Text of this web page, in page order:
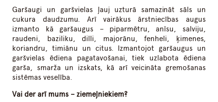
Garšaugi un garšvielas ļauj uzturā samazināt sāls un
cukura daudzumu. Arī vairākus ārstniecības augus
izmanto kā garšaugus – piparmētru, anīsu, salviju,
raudeni, baziliku, dilli, majorānu, fenheli, ķimenes,
koriandru, timiānu un citus. Izmantojot garšaugus un
garšvielas ēdiena pagatavošanai, tiek uzlabota ēdiena
garša, smarža un izskats, kā arī veicināta gremošanas
sistēmas veselība.
Vai der arī mums – ziemeļniekiem?